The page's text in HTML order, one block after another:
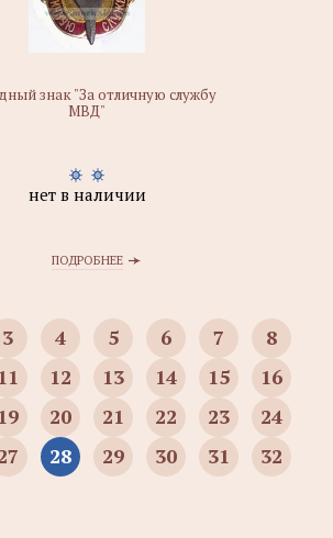
знак "За отличную службу
МВД"
нет в наличии
ПОДРОБНЕЕ
3 4 5 6 7
8
11 12 13 14 15
16
19 20 21 22 23
24
28 29 30 31 32